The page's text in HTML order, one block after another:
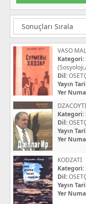
VASO
Kategori:
Dil:
Yayın
Yer
Kategori:
Dil:
Yayın
Yer
KODZATİ
Kategori:
Dil:
Yayın
Yer